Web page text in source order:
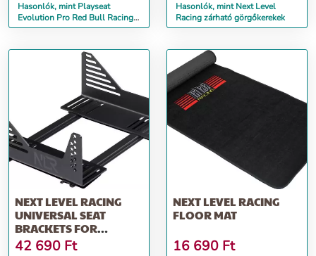
Hasonlók, mint Playseat
Evolution Pro Red Bull Racing
Esports
Hasonlók, mint Next Level
Racing zárható görgőkerekek
NEXT LEVEL RACING
UNIVERSAL SEAT
BRACKETS FOR
GTTRACK AND FGT
42 690 Ft
NEXT LEVEL RACING
FLOOR MAT
16 690 Ft